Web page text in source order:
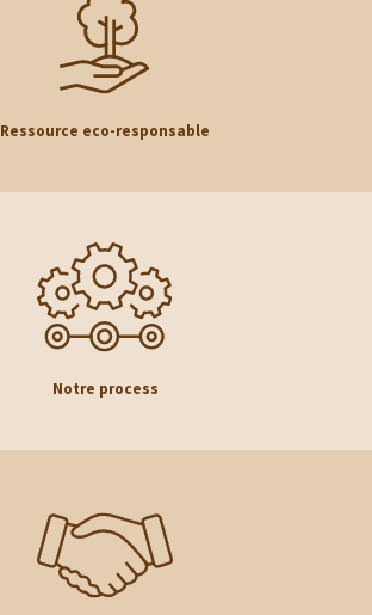
Ressource eco-responsable
Notre process